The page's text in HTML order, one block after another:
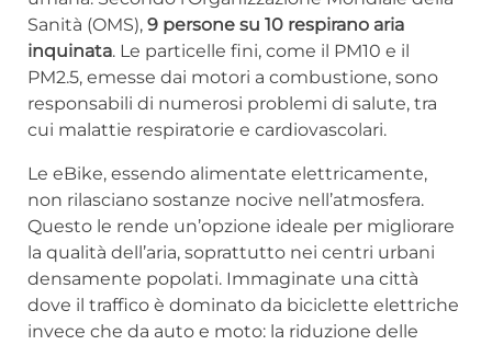
Sanità (OMS), 9 persone su 10 respirano aria
inquinata. Le particelle fini, come il PM10 e il
PM2.5, emesse dai motori a combustione, sono
responsabili di numerosi problemi di salute, tra
cui malattie respiratorie e cardiovascolari.
Le eBike, essendo alimentate elettricamente,
non rilasciano sostanze nocive nell’atmosfera.
Questo le rende un’opzione ideale per migliorare
la qualità dell’aria, soprattutto nei centri urbani
densamente popolati. Immaginate una città
dove il traffico è dominato da biciclette elettriche
invece che da auto e moto: la riduzione delle